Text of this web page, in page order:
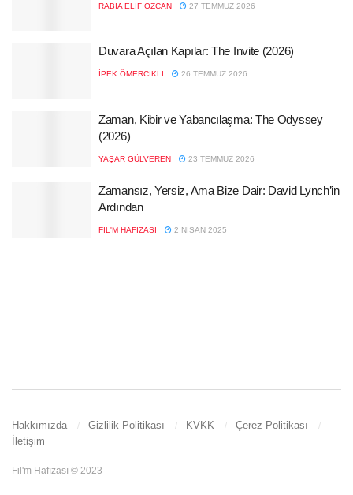
RABIA ELIF ÖZCAN 27 TEMMUZ 2026
Duvara Açılan Kapılar: The Invite (2026)
İPEK ÖMERCIKLI 26 TEMMUZ 2026
Zaman, Kibir ve Yabancılaşma: The Odyssey
(2026)
YAŞAR GÜLVEREN 23 TEMMUZ 2026
Zamansız, Yersiz, Ama Bize Dair: David Lynch’in
Ardından
FIL'M HAFIZASI 2 NISAN 2025
Hakkımızda Gizlilik Politikası KVKK
Çerez Politikası
İletişim
Fil'm Hafızası © 2023